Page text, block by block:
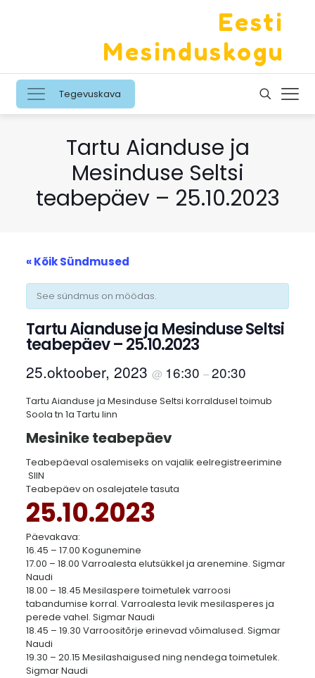
Eesti
Mesinduskogu
Tegevuskava
Tartu Aianduse ja
Mesinduse Seltsi
teabepäev – 25.10.2023
« Kõik Sündmused
See sündmus on möödas.
Tartu Aianduse ja Mesinduse Seltsi
teabepäev – 25.10.2023
25.oktoober, 2023 @ 16:30 –20:30
Tartu Aianduse ja Mesinduse Seltsi korraldusel toimub
Soola tn 1a Tartu linn
Mesinike teabepäev
Teabepäeval osalemiseks on vajalik eelregistreerimine
SIIN
Teabepäev on osalejatele tasuta
25.10.2023
Päevakava:
16.45 – 17.00 Kogunemine
17.00 – 18.00 Varroalesta elutsükkel ja arenemine. Sigmar
Naudi
18.00 – 18.45 Mesilaspere toimetulek varroosi
tabandumise korral. Varroalesta levik mesilasperes ja
perede vahel. Sigmar Naudi
18.45 – 19.30 Varroositõrje erinevad võimalused. Sigmar
Naudi
19.30 – 20.15 Mesilashaigused ning nendega toimetulek.
Sigmar Naudi